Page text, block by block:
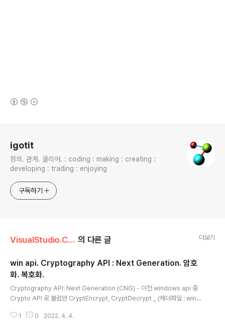
igotit
정의. 관계. 클리어. : coding : making : creating :
developing : trading : enjoying
구독하기
VisualStudio.C++.C#/코딩팁,함수활용,단편 의 다른 글 더보기
win api. Cryptography API : Next Generation. 암호
화. 복호화.
Cryptography API: Next Generation (CNG) - 이전 windows api 중
Crypto API 로 불렸던 CryptEncrypt, CryptDecrypt ,, (헤더파일 : wincr
성을 강조하려고 Next Generation 이라고 부르고 간략하게 CNG 로 표기. -
1 0 2022. 4. 4.